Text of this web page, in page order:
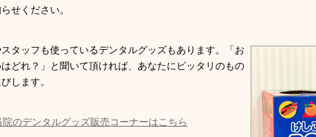
せください。
スタッフも使っているデンタルグッズもあります。「お
どれ？」と聞いて頂ければ、あなたにピッタリのもの
します。
院のデンタルグッズ販売コーナーはこちら